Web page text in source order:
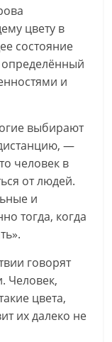
цвету в
состояние
и
выбирают
дистанцию, —
человек в
от людей.
и
тогда, когда
говорят
Человек,
цвета,
их далеко не